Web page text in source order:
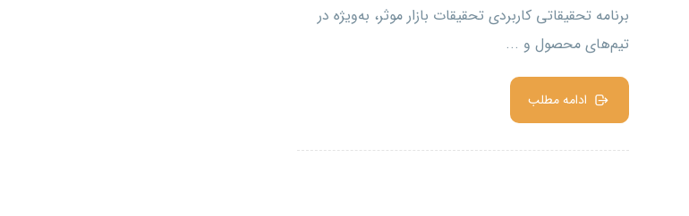
برنامه تحقیقاتی کاربردی تحقیقات بازار موثر، به‌ویژه در
تیم‌های محصول و ...
ادامه مطلب